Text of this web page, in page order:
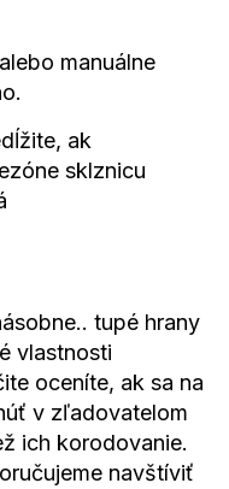
manuálne
ak
sklznicu
tupé hrany
vlastnosti
oceníte, ak sa na
v zľadovatelom
ich korodovanie.
navštíviť